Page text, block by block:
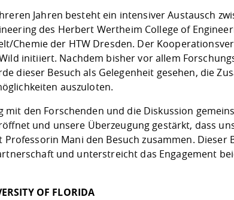
Jahren besteht ein intensiver Austausch
des Herbert Wertheim College of
Chemie der HTW Dresden. Der
initiiert. Nachdem bisher vor allem
dieser Besuch als Gelegenheit gesehen, die
auszuloten.
mit den Forschenden und die Diskussion
und unsere Überzeugung gestärkt, dass
Professorin Mani den Besuch zusammen.
und unterstreicht das Engagement
OF FLORIDA